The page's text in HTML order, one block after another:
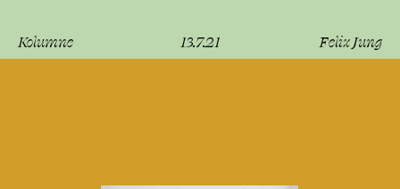
Kolumne 13.7.21 Felix Jung